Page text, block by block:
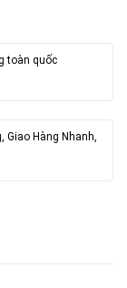
toàn quốc
Giao Hàng Nhanh,